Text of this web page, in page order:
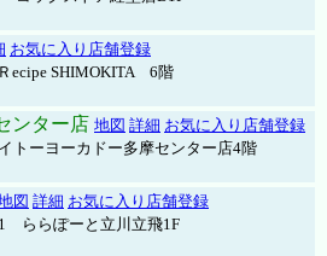
お気に入り店舗登録
ecipe SHIMOKITA 6階
ンター店 地図 詳細 お気に入り店舗登録
ーヨーカドー多摩センター店4階
図 詳細 お気に入り店舗登録
ららぽーと立川立飛1F